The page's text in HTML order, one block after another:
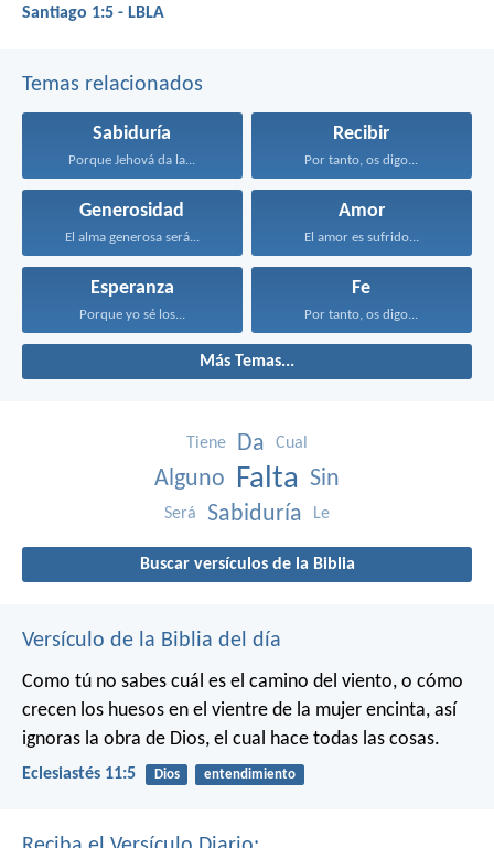
Santiago 1:5 - LBLA
Temas relacionados
Sabiduría
Porque Jehová da la...
Recibir
Por tanto, os digo...
Generosidad
El alma generosa será...
Amor
El amor es sufrido...
Esperanza
Porque yo sé los...
Fe
Por tanto, os digo...
Más Temas...
Tiene Da Cual
Alguno Falta Sin
Será Sabiduría Le
Buscar versículos de la Biblia
Versículo de la Biblia del día
Como tú no sabes cuál es el camino del viento, o cómo
crecen los huesos en el vientre de la mujer encinta, así
ignoras la obra de Dios, el cual hace todas las cosas.
Eclesiastés 11:5 Dios entendimiento